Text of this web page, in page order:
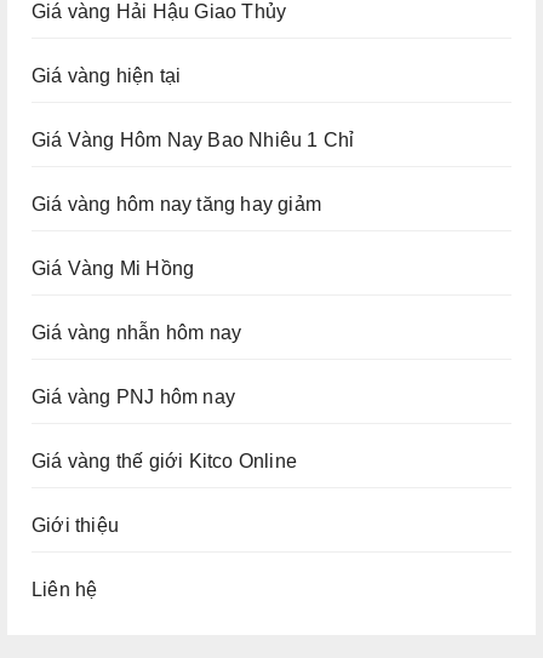
Giá vàng Hải Hậu Giao Thủy
Giá vàng hiện tại
Giá Vàng Hôm Nay Bao Nhiêu 1 Chỉ
Giá vàng hôm nay tăng hay giảm
Giá Vàng Mi Hồng
Giá vàng nhẫn hôm nay
Giá vàng PNJ hôm nay
Giá vàng thế giới Kitco Online
Giới thiệu
Liên hệ